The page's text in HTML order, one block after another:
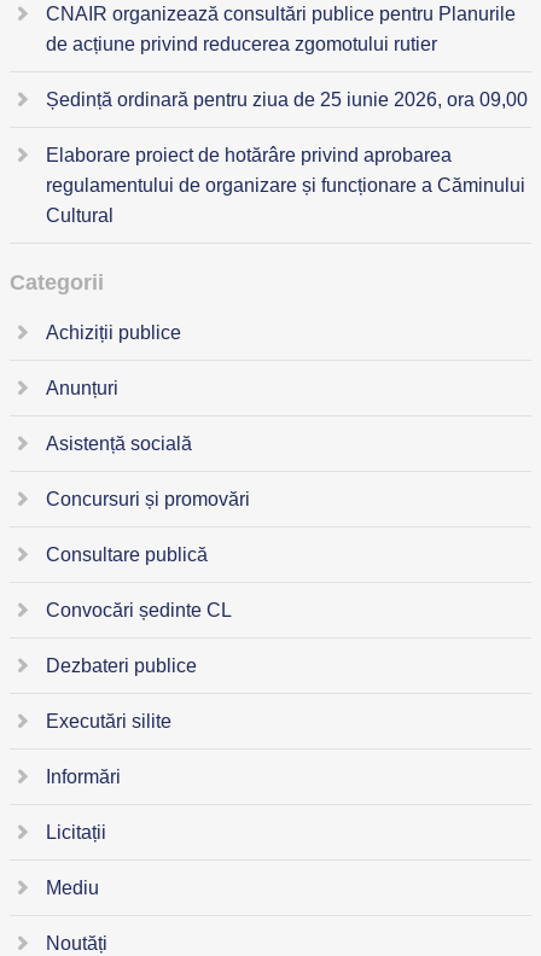
CNAIR organizează consultări publice pentru Planurile
de acțiune privind reducerea zgomotului rutier
Ședință ordinară pentru ziua de 25 iunie 2026, ora 09,00
Elaborare proiect de hotărâre privind aprobarea
regulamentului de organizare și funcționare a Căminului
Cultural
Categorii
Achiziții publice
Anunțuri
Asistență socială
Concursuri și promovări
Consultare publică
Convocări ședinte CL
Dezbateri publice
Executări silite
Informări
Licitații
Mediu
Noutăți